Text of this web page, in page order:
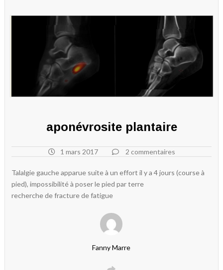
aponévrosite plantaire
1 mars 2017 2 commentaires
Talalgie gauche apparue suite à un effort il y a 4 jours (course à
pied), impossibilité à poser le pied par terre
recherche de fracture de fatigue
Fanny Marre